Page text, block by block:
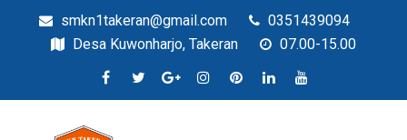
smkn1takeran@gmail.com
0351439094
Desa Kuwonharjo, Takeran
07.00-15.00